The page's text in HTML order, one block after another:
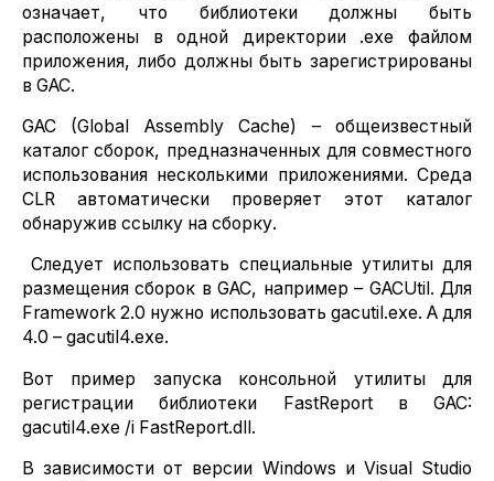
означает, что библиотеки должны быть
расположены в одной директории .exe файлом
приложения, либо должны быть зарегистрированы
в GAC.
GAC (Global Assembly Cache) – общеизвестный
каталог сборок, предназначенных для совместного
использования несколькими приложениями. Среда
CLR автоматически проверяет этот каталог
обнаружив ссылку на сборку.
Следует использовать специальные утилиты для
размещения сборок в GAC, например – GACUtil. Для
Framework 2.0 нужно использовать gacutil.exe. А для
4.0 – gacutil4.exe.
Вот пример запуска консольной утилиты для
регистрации библиотеки FastReport в GAC:
gacutil4.exe /i FastReport.dll.
В зависимости от версии Windows и Visual Studio